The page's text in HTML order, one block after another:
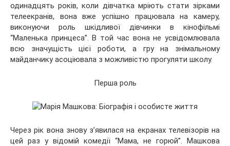
одинадцять років, коли дівчатка мріють стати зірками
телеекранів, вона вже успішно працювала на камеру,
виконуючи роль шкідливої дівчинки в кінофільмі
“Маленька принцеса”. В той час вона не усвідомлювала
всю значущість цієї роботи, а гру на знімальному
майданчику асоціювала з можливістю прогуляти школу.
Перша роль
Через рік вона знову з’явилася на екранах телевізорів на
цей раз у відомій комедії “Мама, не горюй”. Машкова